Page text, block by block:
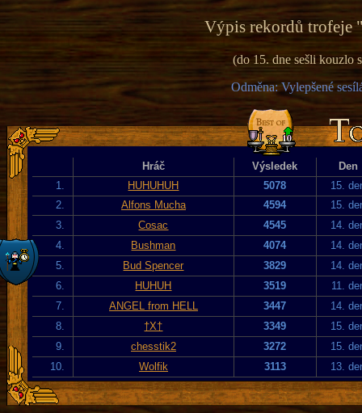
Výpis rekordů trofeje
(do 15. dne sešli kouzlo
Odměna: Vylepšené
Hráč Výsledek
Den
1.
HUHUHUH 5078
15.
2.
Alfons Mucha 4594
15.
3.
Cosac 4545
14.
4.
Bushman 4074
14.
5.
Bud Spencer 3829
14.
6.
HUHUH 3519
11.
7.
ANGEL from HELL 3447
14.
8.
†X† 3349
15.
9.
chesstik2 3272
15.
10.
Wolfik 3113 13.